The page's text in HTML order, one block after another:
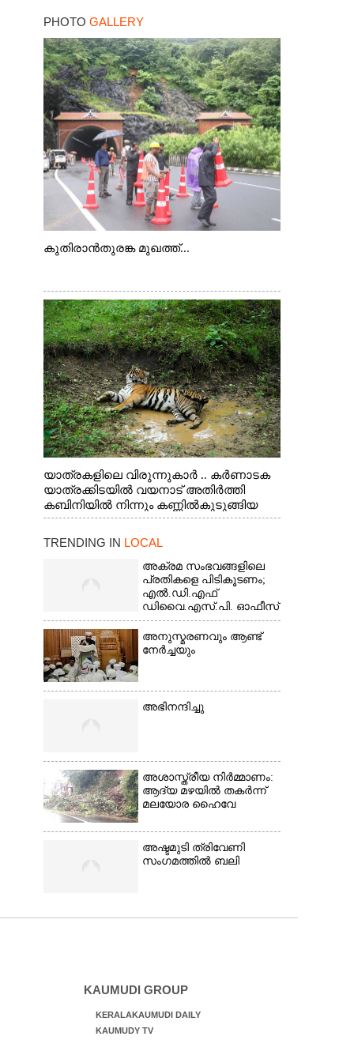
PHOTO GALLERY
കുതിരാൻതുരങ്ക മുഖത്ത്...
യാത്രകളിലെ വിരുന്നുകാർ .. കർണാടക
യാത്രക്കിടയിൽ വയനാട് അതിർത്തി
കബിനിയിൽ നിന്നും കണ്ണിൽകുടുങ്ങിയ
കടുവ.
TRENDING IN LOCAL
അക്രമ സംഭവങ്ങളിലെ
പ്രതികളെ പിടികൂടണം;
എൽ.ഡി.എഫ്
ഡിവൈ.എസ്.പി. ഓഫീസ്
മാർച്ച്
അനുസ്മരണവും ആണ്ട്
നേർച്ചയും
അഭിനന്ദിച്ചു
അശാസ്ത്രീയ നിർമ്മാണം:
ആദ്യ മഴയിൽ തകർന്ന്
മലയോര ഹൈവേ
അഷ്ടമുടി ത്രിവേണി
സംഗമത്തിൽ ബലി
KAUMUDI GROUP
KERALAKAUMUDI DAILY
KAUMUDY TV